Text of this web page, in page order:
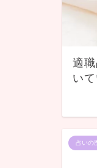
適
い
占いの